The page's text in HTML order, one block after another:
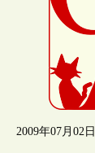
2009年07月02日